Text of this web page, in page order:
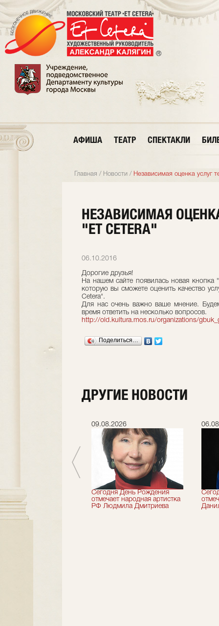
АФИША ТЕАТР СПЕКТАКЛИ
Главная / Новости / Независимая оценка услуг
НЕЗАВИСИМАЯ
"ET CETERA"
06.10.2016
Дорогие друзья!
На нашем сайте появилась новая кнопка
которую вы сможете оценить качество
Cetera".
Для нас очень важно ваше мнение.
время ответить на несколько вопросов.
http://old.kultura.mos.ru/organizations/
Поделиться…
ДРУГИЕ НОВОСТИ
искусств
Николай Максимов
09.08.2026
Сегодня День Рождения
отмечает народная артистка
РФ Людмила Дмитриева